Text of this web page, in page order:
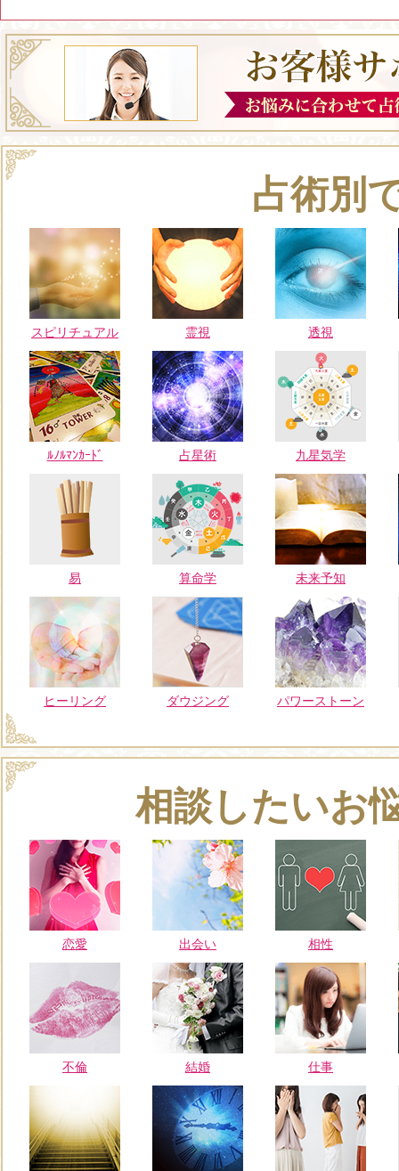
占術別
スピリチュアル 霊視 透視
ﾙﾉﾙﾏﾝｶｰﾄﾞ 占星術 九星気学
易 算命学 未来予知
ヒーリング ダウジング パワーストーン
相談したいお
恋愛 出会い 相性
不倫 結婚 仕事